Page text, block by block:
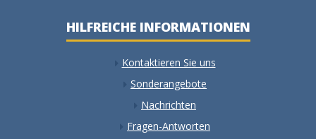
HILFREICHE INFORMATIONEN
Kontaktieren Sie uns
Sonderangebote
Nachrichten
Fragen-Antworten